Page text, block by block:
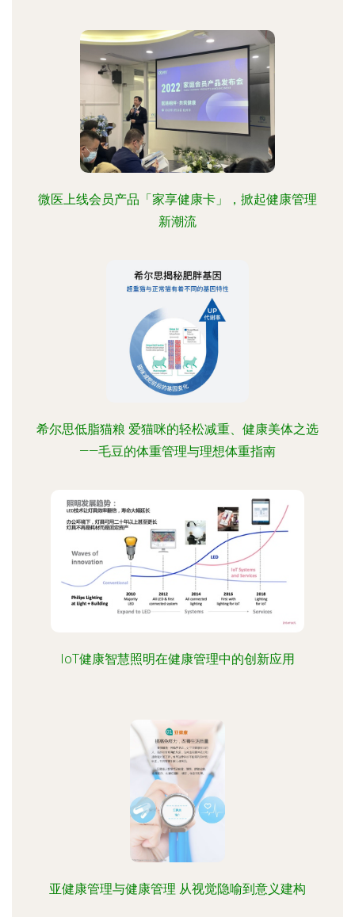
微医上线会员产品「家享健康卡」，掀起健康管理
新潮流
希尔思低脂猫粮 爱猫咪的轻松减重、健康美体之选
——毛豆的体重管理与理想体重指南
IoT健康智慧照明在健康管理中的创新应用
亚健康管理与健康管理 从视觉隐喻到意义建构